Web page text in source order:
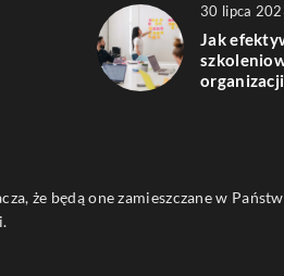
30 lipca
Jak
organizacji
że będą one zamieszczane w
.